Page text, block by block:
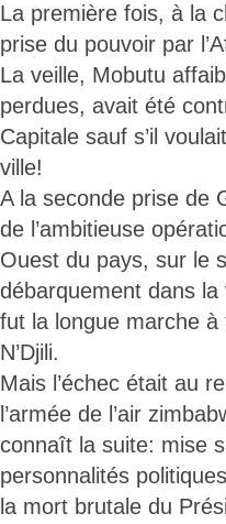
La première fois, à la
prise du pouvoir par
La veille, Mobutu
perdues, avait été
Capitale sauf s’il
ville!
A la seconde prise de
de l’ambitieuse
Ouest du pays, sur le
débarquement dans
fut la longue marche à
N’Djili.
Mais l’échec était au
l’armée de l’air
connaît la suite: mise
personnalités
la mort brutale du